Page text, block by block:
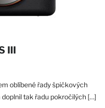
III
oblíbené řady špičkových
tak řadu pokročilých […]